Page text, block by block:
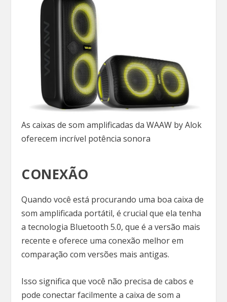
As caixas de som amplificadas da WAAW by Alok
oferecem incrível potência sonora
CONEXÃO
Quando você está procurando uma boa caixa de
som amplificada portátil, é crucial que ela tenha
a tecnologia Bluetooth 5.0, que é a versão mais
recente e oferece uma conexão melhor em
comparação com versões mais antigas.
Isso significa que você não precisa de cabos e
pode conectar facilmente a caixa de som a